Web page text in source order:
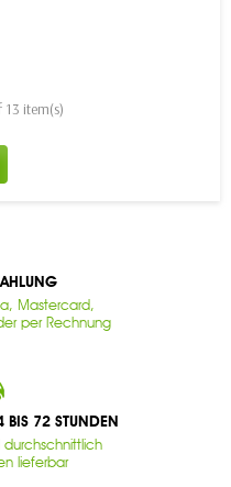
13 item(s)
Mastercard,
per Rechnung
BIS 72 STUNDEN
durchschnittlich
lieferbar